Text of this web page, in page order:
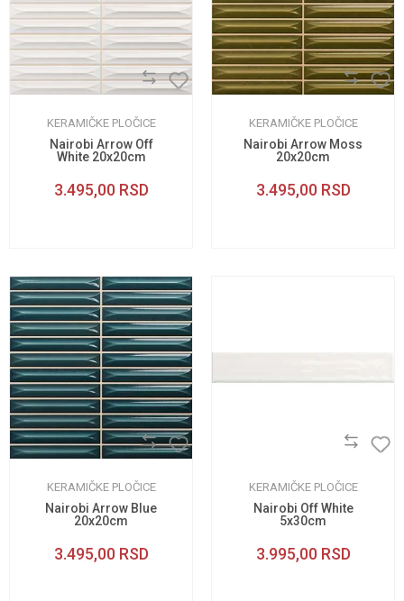
KERAMIČKE PLOČICE
Nairobi Arrow Off
White 20x20cm
3.495,00 RSD
KERAMIČKE PLOČICE
Nairobi Arrow Moss
20x20cm
3.495,00 RSD
KERAMIČKE PLOČICE
Nairobi Arrow Blue
20x20cm
3.495,00 RSD
KERAMIČKE PLOČICE
Nairobi Off White
5x30cm
3.995,00 RSD